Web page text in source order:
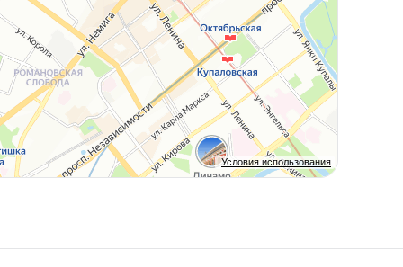
Условия использования